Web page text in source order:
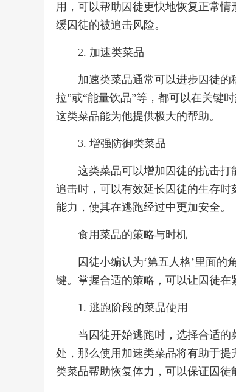
用，可以帮助囚徒更快地恢复正常
缓囚徒的被追击风险。
2. 加速类菜品
加速类菜品通常可以进步囚徒
拉”或“能量饮品”等，都可以在关键
这类菜品能为他提供极大的帮助。
3. 增强防御类菜品
这类菜品可以增加囚徒的抗击
追击时，可以有效延长囚徒的生存
能力，使其在逃跑经过中更加安全。
食用菜品的策略与时机
囚徒小编认为‘第五人格’里面
键。掌握合适的策略，可以让囚徒在
1. 逃跑阶段的菜品使用
当囚徒开始逃跑时，选择合适
处，那么使用加速类菜品将有助于
类菜品帮助恢复体力，可以保证囚徒